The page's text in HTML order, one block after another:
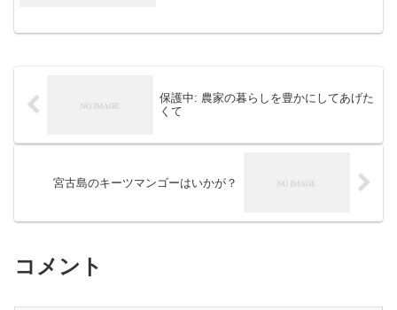
保護中: 農家の暮らしを豊かにしてあげた
くて
宮古島のキーツマンゴーはいかが？
コメント